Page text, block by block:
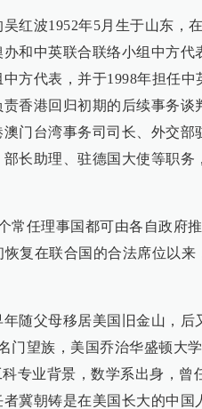
红波1952年5月生于山东，
和中英联合联络小组中方代
方代表，并于1998年担任
香港回归初期的后续事务谈
门台湾事务司司长、外交部
长助理、驻德国大使等职务
常任理事国都可由各自政府
复在联合国的合法席位以来
随父母移居美国旧金山，后
门望族，美国乔治华盛顿大
专业背景，数学系出身，曾
冀朝铸是在美国长大的中国